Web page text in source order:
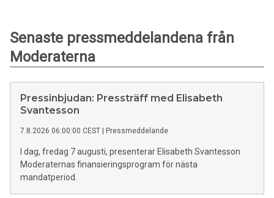
Senaste pressmeddelandena från
Moderaterna
Pressinbjudan: Pressträff med Elisabeth
Svantesson
7.8.2026 06:00:00 CEST Pressmeddelande
I dag, fredag 7 augusti, presenterar Elisabeth Svantesson
Moderaternas finansieringsprogram för nästa
mandatperiod.